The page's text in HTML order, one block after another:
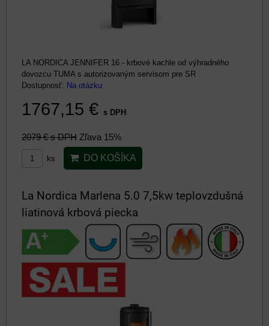
LA NORDICA JENNIFER 16 - krbové kachle od výhradného
dovozcu TUMA s autorizovaným servisom pre SR
Dostupnosť: Na otázku
1767,15 € s DPH
2079 €s DPH Zľava 15%
ks DO KOŠÍKA
La Nordica Marlena 5.0 7,5kw teplovzdušná
liatinová krbová piecka